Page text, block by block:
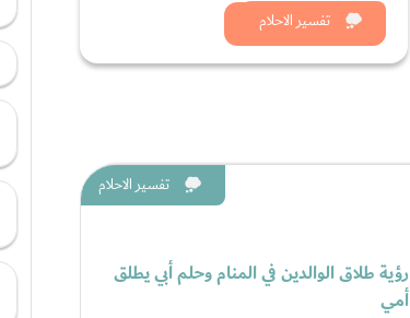
تفسير الاحلام
شاهد الان
تفسير الاحلام
رؤية طلاق الوالدين في المنام وحلم أبي يطلق
أمي